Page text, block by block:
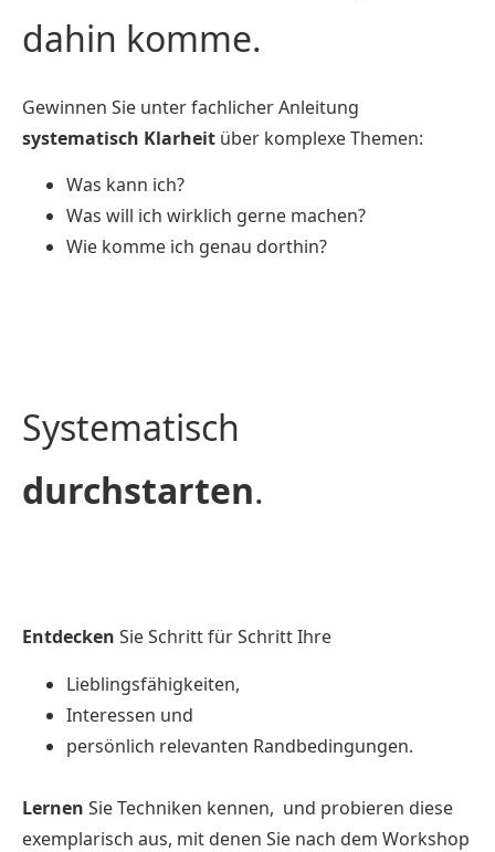
dahin komme.
Gewinnen Sie unter fachlicher Anleitung
systematisch Klarheit über komplexe Themen:
Was kann ich?
Was will ich wirklich gerne machen?
Wie komme ich genau dorthin?
Systematisch
durchstarten.
Entdecken Sie Schritt für Schritt Ihre
Lieblingsfähigkeiten,
Interessen und
persönlich relevanten Randbedingungen.
Lernen Sie Techniken kennen, und probieren diese
exemplarisch aus, mit denen Sie nach dem Workshop